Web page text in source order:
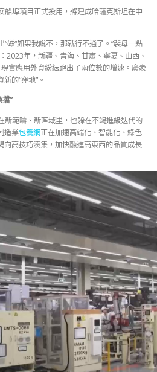
船埠項目正式投用，將建成哈薩克斯坦在中
磁“如果我說不，那就行不通了。”裴母一點
2023年，新疆、青海、甘肅、寧夏、山西、
實應用外資紛紜跑出了兩位數的增速。廣袤
的“窪地”。
”
新範疇、新區域里，也躲在不竭進級迭代的
造業包養網正在加速高端化、智能化、綠色
向高技巧湊集，加快融進高東西的品質成長